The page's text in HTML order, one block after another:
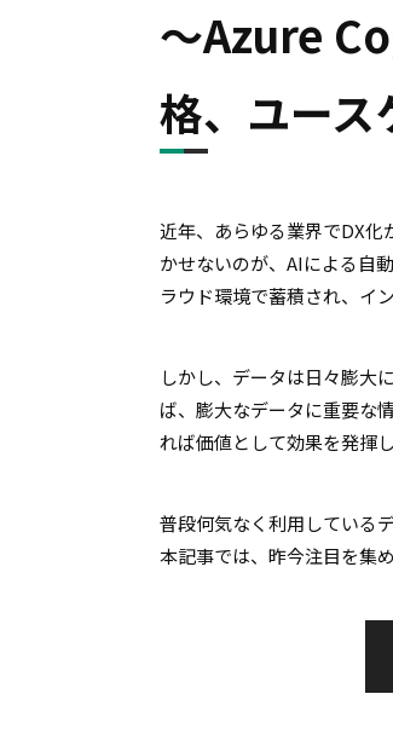
〜Azure
格、ユース
近年、あらゆる業界でDX化
かせないのが、AIによる自
ラウド環境で蓄積され、イ
しかし、データは日々膨大
ば、膨大なデータに重要な
れば価値として効果を発揮
普段何気なく利用している
本記事では、昨今注目を集